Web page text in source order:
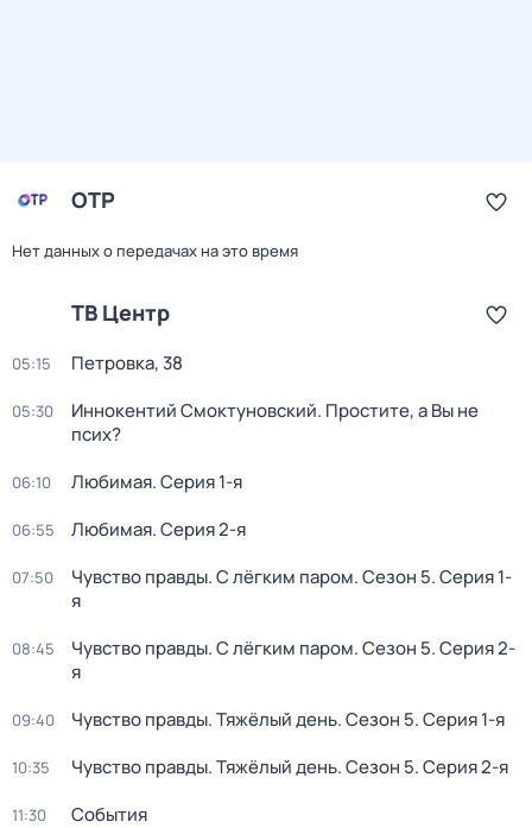
ОТР
Нет данных о передачах на это время
ТВ Центр
05:15 Петровка, 38
05:30
Иннокентий Смоктуновский. Простите, а Вы не
псих?
06:10 Любимая. Серия 1-я
06:55 Любимая. Серия 2-я
07:50 Чувство правды. С лёгким паром. Сезон 5. Серия 1-
я
08:45 Чувство правды. С лёгким паром. Сезон 5. Серия 2-
я
09:40 Чувство правды. Тяжёлый день. Сезон 5. Серия 1-я
10:35 Чувство правды. Тяжёлый день. Сезон 5. Серия 2-я
11:30 События